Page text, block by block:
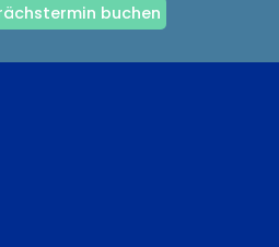
buchen